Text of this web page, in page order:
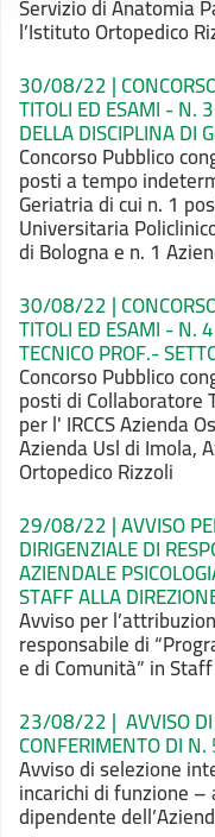
Servizio di Anatomia
l’Istituto Ortopedico
30/08/22 |
TITOLI ED ESAMI - N.
DELLA DISCIPLINA DI
Concorso Pubblico
posti a tempo
Geriatria di cui n. 1
Universitaria
di Bologna e n. 1
30/08/22 |
TITOLI ED ESAMI - N.
TECNICO PROF.-
Concorso Pubblico
posti di Collaboratore
per l' IRCCS Azienda
Azienda Usl di Imola,
Ortopedico Rizzoli
29/08/22 | AVVISO
DIRIGENZIALE DI
AZIENDALE
STAFF ALLA
Avviso per
responsabile di
e di Comunità” in
23/08/22 | AVVISO DI
CONFERIMENTO DI
Avviso di selezione
incarichi di funzione
dipendente